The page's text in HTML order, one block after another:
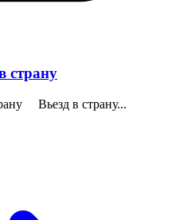
страну
Вьезд в страну...